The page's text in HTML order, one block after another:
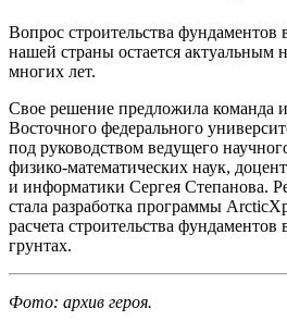
Вопрос строительства фундаментов
нашей страны остается актуальным
многих лет.
Свое решение предложила команда
Восточного федерального
под руководством ведущего
физико-математических наук,
и информатики Сергея Степанова.
стала разработка программы
расчета строительства
грунтах.
Фото: архив героя.